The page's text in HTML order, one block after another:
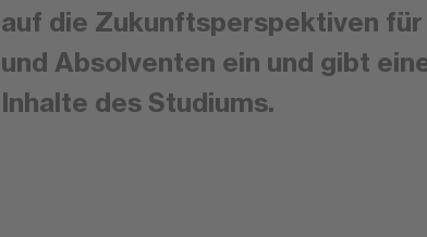
auf die Zukunftsperspektiven
und Absolventen ein und gibt
Inhalte des Studiums.